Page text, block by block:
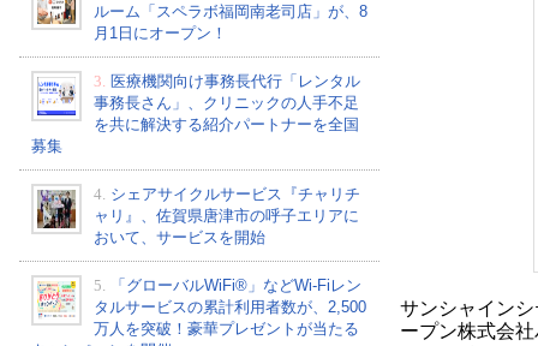
ルーム「スペラボ福岡南老司店」が、8
月1日にオープン！
3. 医療機関向け事務長代行「レンタル
事務長さん」、クリニックの人手不足
を共に解決する紹介パートナーを全国
募集
4. シェアサイクルサービス『チャリチ
ャリ』、佐賀県唐津市の呼子エリアに
おいて、サービスを開始
5.
「グローバルWiFi®」などWi-Fiレン
タルサービスの累計利用者数が、2,500
万人を突破！豪華プレゼントが当たる
サンシャイン
ープン株式会